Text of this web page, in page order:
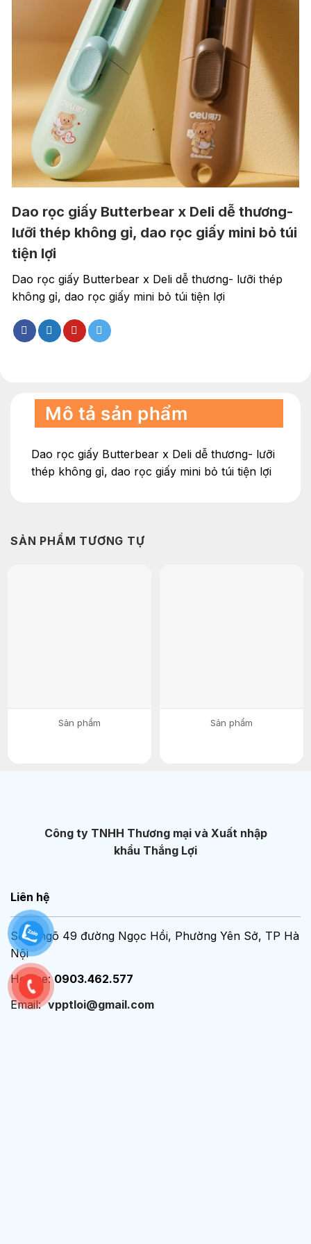
Dao rọc giấy Butterbear x Deli dễ thương-
lưỡi thép không gỉ, dao rọc giấy mini bỏ túi
tiện lợi
Dao rọc giấy Butterbear x Deli dễ thương- lưỡi thép
không gỉ, dao rọc giấy mini bỏ túi tiện lợi
Mô tả sản phẩm
Dao rọc giấy Butterbear x Deli dễ thương- lưỡi
thép không gỉ, dao rọc giấy mini bỏ túi tiện lợi
SẢN PHẨM TƯƠNG TỰ
Sản phẩm Sản phẩm
Công ty TNHH Thương mại và Xuất nhập
khẩu Thắng Lợi
Liên hệ
Số 6 ngõ 49 đường Ngọc Hồi, Phường Yên Sở, TP Hà
Nội
Hotline:0903.462.577
Email: vpptloi@gmail.com